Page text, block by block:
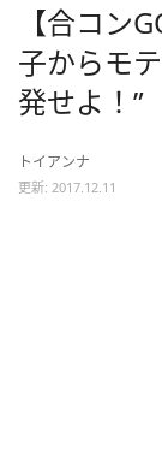
【合コン
子からモ
発せよ！”
トイアンナ
更新: 2017.12.11